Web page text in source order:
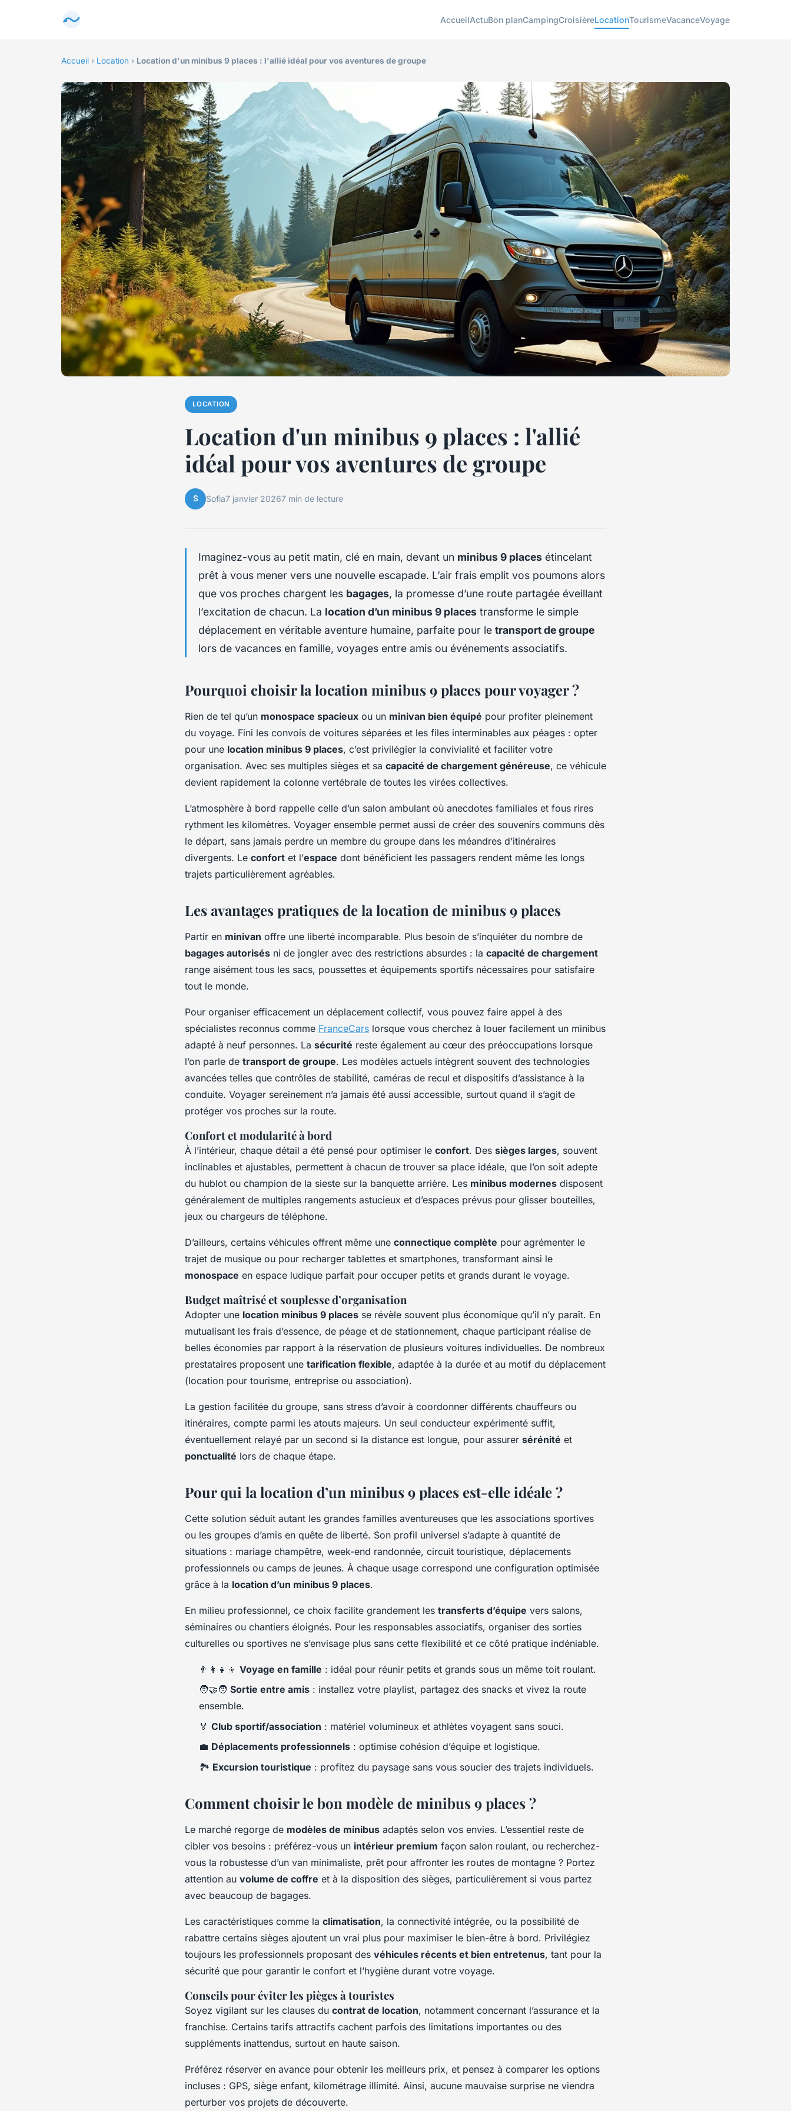
AccueilActuBon planCampingCroisièreLocationTourismeVacanceVoyage
Accueil › Location › Location d'un minibus 9 places : l'allié idéal pour vos aventures de groupe
LOCATION
Location d'un minibus 9 places : l'allié
idéal pour vos aventures de groupe
S Sofia7 janvier 20267 min de lecture
Imaginez-vous au petit matin, clé en main, devant un minibus 9 places étincelant
prêt à vous mener vers une nouvelle escapade. L’air frais emplit vos poumons alors
que vos proches chargent les bagages, la promesse d’une route partagée éveillant
l’excitation de chacun. La location d’un minibus 9 places transforme le simple
déplacement en véritable aventure humaine, parfaite pour le transport de groupe
lors de vacances en famille, voyages entre amis ou événements associatifs.
Pourquoi choisir la location minibus 9 places pour voyager ?
Rien de tel qu’un monospace spacieux ou un minivan bien équipé pour profiter pleinement
du voyage. Fini les convois de voitures séparées et les files interminables aux péages : opter
pour une location minibus 9 places, c’est privilégier la convivialité et faciliter votre
organisation. Avec ses multiples sièges et sa capacité de chargement généreuse, ce véhicule
devient rapidement la colonne vertébrale de toutes les virées collectives.
L’atmosphère à bord rappelle celle d’un salon ambulant où anecdotes familiales et fous rires
rythment les kilomètres. Voyager ensemble permet aussi de créer des souvenirs communs dès
le départ, sans jamais perdre un membre du groupe dans les méandres d’itinéraires
divergents. Le confort et l’espace dont bénéficient les passagers rendent même les longs
trajets particulièrement agréables.
Les avantages pratiques de la location de minibus 9 places
Partir en minivan offre une liberté incomparable. Plus besoin de s’inquiéter du nombre de
bagages autorisés ni de jongler avec des restrictions absurdes : la capacité de chargement
range aisément tous les sacs, poussettes et équipements sportifs nécessaires pour satisfaire
tout le monde.
Pour organiser efficacement un déplacement collectif, vous pouvez faire appel à des
spécialistes reconnus comme FranceCars lorsque vous cherchez à louer facilement un minibus
adapté à neuf personnes. La sécurité reste également au cœur des préoccupations lorsque
l’on parle de transport de groupe. Les modèles actuels intègrent souvent des technologies
avancées telles que contrôles de stabilité, caméras de recul et dispositifs d’assistance à la
conduite. Voyager sereinement n’a jamais été aussi accessible, surtout quand il s’agit de
protéger vos proches sur la route.
Confort et modularité à bord
À l’intérieur, chaque détail a été pensé pour optimiser le confort. Des sièges larges, souvent
inclinables et ajustables, permettent à chacun de trouver sa place idéale, que l’on soit adepte
du hublot ou champion de la sieste sur la banquette arrière. Les minibus modernes disposent
généralement de multiples rangements astucieux et d’espaces prévus pour glisser bouteilles,
jeux ou chargeurs de téléphone.
D’ailleurs, certains véhicules offrent même une connectique complète pour agrémenter le
trajet de musique ou pour recharger tablettes et smartphones, transformant ainsi le
monospace en espace ludique parfait pour occuper petits et grands durant le voyage.
Budget maîtrisé et souplesse d’organisation
Adopter une location minibus 9 places se révèle souvent plus économique qu’il n’y paraît. En
mutualisant les frais d’essence, de péage et de stationnement, chaque participant réalise de
belles économies par rapport à la réservation de plusieurs voitures individuelles. De nombreux
prestataires proposent une tarification flexible, adaptée à la durée et au motif du déplacement
(location pour tourisme, entreprise ou association).
La gestion facilitée du groupe, sans stress d’avoir à coordonner différents chauffeurs ou
itinéraires, compte parmi les atouts majeurs. Un seul conducteur expérimenté suffit,
éventuellement relayé par un second si la distance est longue, pour assurer sérénité et
ponctualité lors de chaque étape.
Pour qui la location d’un minibus 9 places est-elle idéale ?
Cette solution séduit autant les grandes familles aventureuses que les associations sportives
ou les groupes d’amis en quête de liberté. Son profil universel s’adapte à quantité de
situations : mariage champêtre, week-end randonnée, circuit touristique, déplacements
professionnels ou camps de jeunes. À chaque usage correspond une configuration optimisée
grâce à la location d’un minibus 9 places.
En milieu professionnel, ce choix facilite grandement les transferts d’équipe vers salons,
séminaires ou chantiers éloignés. Pour les responsables associatifs, organiser des sorties
culturelles ou sportives ne s’envisage plus sans cette flexibilité et ce côté pratique indéniable.
👨‍👩‍👧‍👦 Voyage en famille : idéal pour réunir petits et grands sous un même toit roulant.
🧑‍🤝‍🧑 Sortie entre amis : installez votre playlist, partagez des snacks et vivez la route
ensemble.
🏅 Club sportif/association : matériel volumineux et athlètes voyagent sans souci.
💼 Déplacements professionnels : optimise cohésion d’équipe et logistique.
🏞️ Excursion touristique : profitez du paysage sans vous soucier des trajets individuels.
Comment choisir le bon modèle de minibus 9 places ?
Le marché regorge de modèles de minibus adaptés selon vos envies. L’essentiel reste de
cibler vos besoins : préférez-vous un intérieur premium façon salon roulant, ou recherchez-
vous la robustesse d’un van minimaliste, prêt pour affronter les routes de montagne ? Portez
attention au volume de coffre et à la disposition des sièges, particulièrement si vous partez
avec beaucoup de bagages.
Les caractéristiques comme la climatisation, la connectivité intégrée, ou la possibilité de
rabattre certains sièges ajoutent un vrai plus pour maximiser le bien-être à bord. Privilégiez
toujours les professionnels proposant des véhicules récents et bien entretenus, tant pour la
sécurité que pour garantir le confort et l’hygiène durant votre voyage.
Conseils pour éviter les pièges à touristes
Soyez vigilant sur les clauses du contrat de location, notamment concernant l’assurance et la
franchise. Certains tarifs attractifs cachent parfois des limitations importantes ou des
suppléments inattendus, surtout en haute saison.
Préférez réserver en avance pour obtenir les meilleurs prix, et pensez à comparer les options
incluses : GPS, siège enfant, kilométrage illimité. Ainsi, aucune mauvaise surprise ne viendra
perturber vos projets de découverte.